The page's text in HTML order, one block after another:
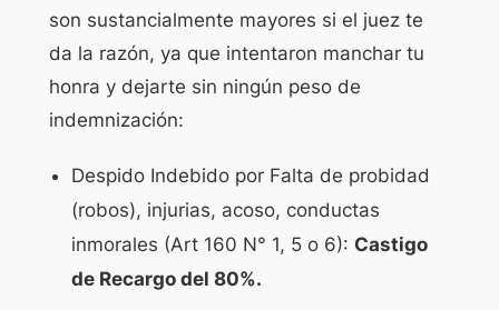
son sustancialmente mayores si el juez te
da la razón, ya que intentaron manchar tu
honra y dejarte sin ningún peso de
indemnización:
Despido Indebido por Falta de probidad
(robos), injurias, acoso, conductas
inmorales (Art 160 N° 1, 5 o 6): Castigo
de Recargo del 80%.